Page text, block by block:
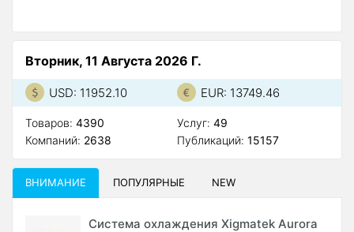
Вторник, 11 Августа 2026 Г.
USD: 11952.10 EUR: 13749.46
Товаров: 4390
Компаний: 2638
Услуг: 49
Публикаций: 15157
ВНИМАНИЕ ПОПУЛЯРНЫЕ NEW
Система охлаждения Xigmatek Aurora